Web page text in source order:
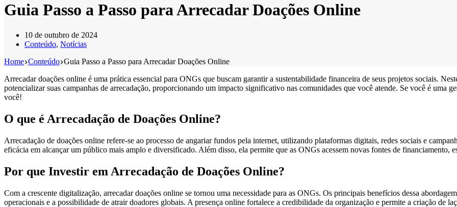
Guia Passo a Passo para Arrecadar Doações Online
10 de outubro de 2024
Conteúdo, Notícias
Home Conteúdo Guia Passo a Passo para Arrecadar Doações Online
Arrecadar doações online é uma prática essencial para ONGs que buscam garantir a sustentabilidade financeira de seus projetos sociais.
potencializar suas campanhas de arrecadação, proporcionando um impacto significativo nas comunidades que você atende. Se você é uma
você!
O que é Arrecadação de Doações Online?
Arrecadação de doações online refere-se ao processo de angariar fundos pela internet, utilizando plataformas digitais, redes sociais e
eficácia em alcançar um público mais amplo e diversificado. Além disso, ela permite que as ONGs acessem novas fontes de financiamento,
Por que Investir em Arrecadação de Doações Online?
Com a crescente digitalização, arrecadar doações online se tornou uma necessidade para as ONGs. Os principais benefícios dessa
operacionais e a possibilidade de atrair doadores globais. A presença online fortalece a credibilidade da organização e permite a criação de